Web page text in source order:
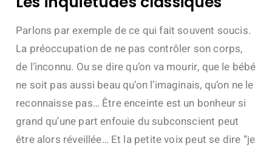
Parlons par exemple de ce qui fait souvent soucis.
La préoccupation de ne pas contrôler son corps,
de l’inconnu. Ou se dire qu’on va mourir, que le bébé
ne soit pas aussi beau qu’on l’imaginais, qu’on ne le
reconnaisse pas… Être enceinte est un bonheur si
grand qu’une part enfouie du subconscient peut
être alors réveillée… Et la petite voix peut se dire “je